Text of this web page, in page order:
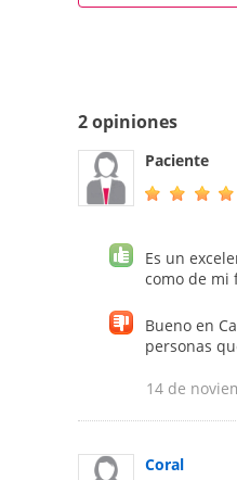
2 opiniones
Paciente
Es un
como de mi
Bueno en
personas
14 de
Coral